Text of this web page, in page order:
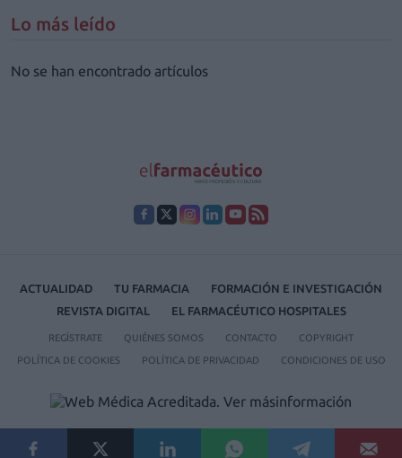
Lo más leído
No se han encontrado artículos
ACTUALIDAD TU FARMACIA
FORMACIÓN E INVESTIGACIÓN
REVISTA DIGITAL
EL FARMACÉUTICO HOSPITALES
REGÍSTRATE QUIÉNES SOMOS CONTACTO COPYRIGHT
POLÍTICA DE COOKIES POLÍTICA DE PRIVACIDAD CONDICIONES DE USO
© 2026 Ediciones MAYO, S.A.U.